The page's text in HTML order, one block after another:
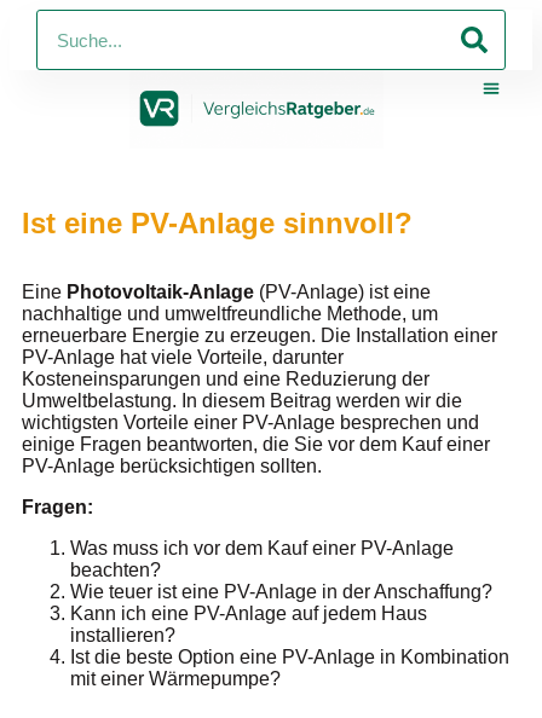
Ist eine PV-Anlage sinnvoll?
Eine Photovoltaik-Anlage (PV-Anlage) ist eine
nachhaltige und umweltfreundliche Methode, um
erneuerbare Energie zu erzeugen. Die Installation einer
PV-Anlage hat viele Vorteile, darunter
Kosteneinsparungen und eine Reduzierung der
Umweltbelastung. In diesem Beitrag werden wir die
wichtigsten Vorteile einer PV-Anlage besprechen und
einige Fragen beantworten, die Sie vor dem Kauf einer
PV-Anlage berücksichtigen sollten.
Fragen:
Was muss ich vor dem Kauf einer PV-Anlage
beachten?
Wie teuer ist eine PV-Anlage in der Anschaffung?
Kann ich eine PV-Anlage auf jedem Haus
installieren?
Ist die beste Option eine PV-Anlage in Kombination
mit einer Wärmepumpe?